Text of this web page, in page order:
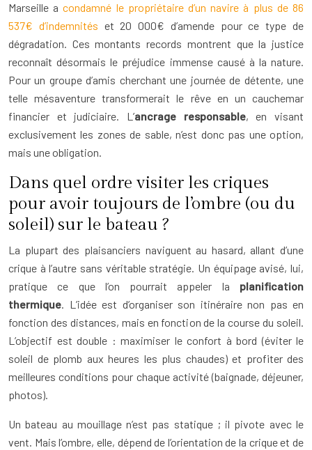
Marseille acondamné le propriétaire d’un navire à plus de 86
537€ d’indemnités et 20 000€ d’amende pour ce type de
dégradation. Ces montants records montrent que la justice
reconnaît désormais le préjudice immense causé à la nature.
Pour un groupe d’amis cherchant une journée de détente, une
telle mésaventure transformerait le rêve en un cauchemar
financier et judiciaire. L’ancrage responsable, en visant
exclusivement les zones de sable, n’est donc pas une option,
mais une obligation.
Dans quel ordre visiter les criques
pour avoir toujours de l’ombre (ou du
soleil) sur le bateau ?
La plupart des plaisanciers naviguent au hasard, allant d’une
crique à l’autre sans véritable stratégie. Un équipage avisé, lui,
pratique ce que l’on pourrait appeler la planification
thermique. L’idée est d’organiser son itinéraire non pas en
fonction des distances, mais en fonction de la course du soleil.
L’objectif est double : maximiser le confort à bord (éviter le
soleil de plomb aux heures les plus chaudes) et profiter des
meilleures conditions pour chaque activité (baignade, déjeuner,
photos).
Un bateau au mouillage n’est pas statique ; il pivote avec le
vent. Mais l’ombre, elle, dépend de l’orientation de la crique et de